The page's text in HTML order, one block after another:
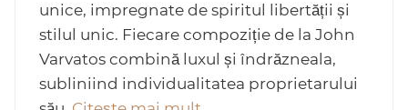
unice, impregnate de spiritul libertății și
stilul unic. Fiecare compoziție de la John
Varvatos combină luxul și îndrăzneala,
subliniind individualitatea proprietarului